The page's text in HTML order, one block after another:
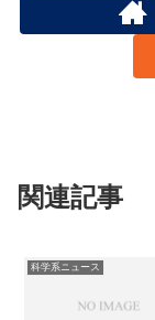
関連記事
科学系ニュース